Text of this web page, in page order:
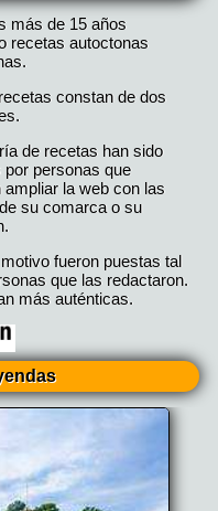
más de 15 años
recetas autoctonas
constan de dos
de recetas han sido
por personas que
ampliar la web con las
su comarca o su
fueron puestas tal
que las redactaron.
más auténticas.